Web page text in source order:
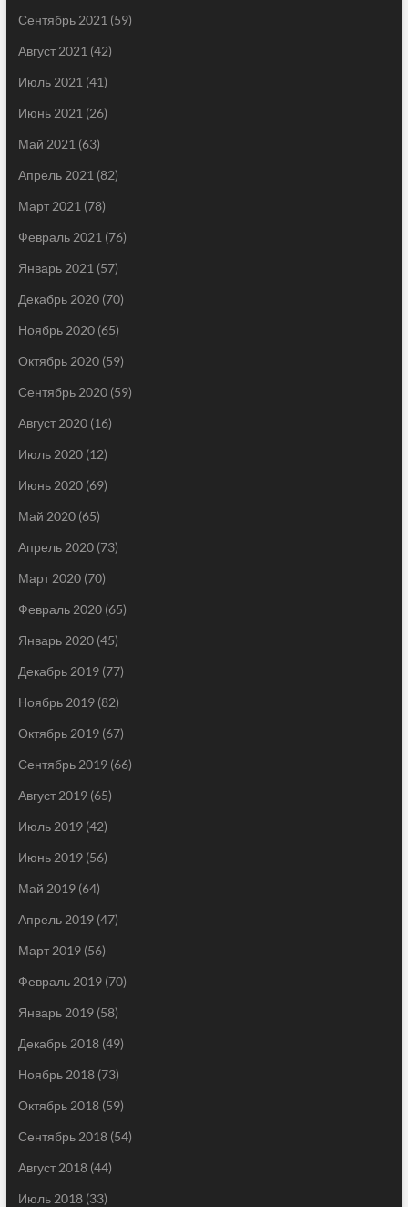
Сентябрь 2021 (59)
Август 2021 (42)
Июль 2021 (41)
Июнь 2021 (26)
Май 2021 (63)
Апрель 2021 (82)
Март 2021 (78)
Февраль 2021 (76)
Январь 2021 (57)
Декабрь 2020(70)
Ноябрь 2020(65)
Октябрь 2020(59)
Сентябрь 2020(59)
Август 2020(16)
Июль 2020(12)
Июнь 2020(69)
Май 2020(65)
Апрель 2020(73)
Март 2020(70)
Февраль 2020(65)
Январь 2020(45)
Декабрь 2019(77)
Ноябрь 2019(82)
Октябрь 2019(67)
Сентябрь 2019(66)
Август 2019(65)
Июль 2019(42)
Июнь 2019(56)
Май 2019(64)
Апрель 2019(47)
Март 2019(56)
Февраль 2019(70)
Январь 2019(58)
Декабрь 2018(49)
Ноябрь 2018(73)
Октябрь 2018(59)
Сентябрь 2018(54)
Август 2018(44)
Июль 2018(33)